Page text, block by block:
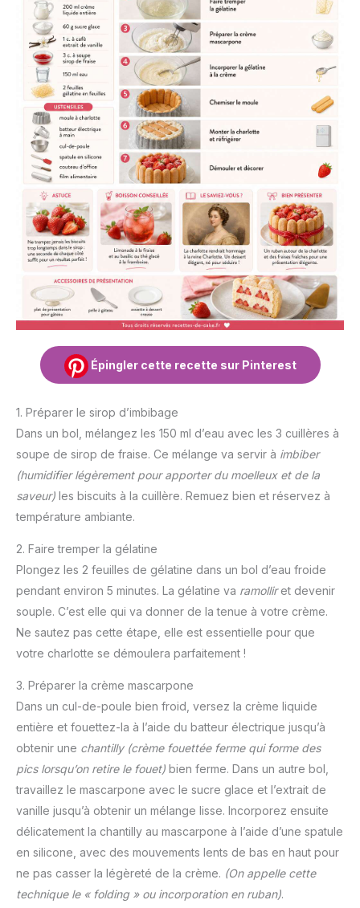
Épingler cette recette sur Pinterest
1. Préparer le sirop d’imbibage
Dans un bol, mélangez les 150 ml d’eau avec les 3 cuillères à
soupe de sirop de fraise. Ce mélange va servir à imbiber
(humidifier légèrement pour apporter du moelleux et de la
saveur) les biscuits à la cuillère. Remuez bien et réservez à
température ambiante.
2. Faire tremper la gélatine
Plongez les 2 feuilles de gélatine dans un bol d’eau froide
pendant environ 5 minutes. La gélatine va ramolliret devenir
souple. C’est elle qui va donner de la tenue à votre crème.
Ne sautez pas cette étape, elle est essentielle pour que
votre charlotte se démoulera parfaitement !
3. Préparer la crème mascarpone
Dans un cul-de-poule bien froid, versez la crème liquide
entière et fouettez-la à l’aide du batteur électrique jusqu’à
obtenir une chantilly (crème fouettée ferme qui forme des
pics lorsqu’on retire le fouet) bien ferme. Dans un autre bol,
travaillez le mascarpone avec le sucre glace et l’extrait de
vanille jusqu’à obtenir un mélange lisse. Incorporez ensuite
délicatement la chantilly au mascarpone à l’aide d’une spatule
en silicone, avec des mouvements lents de bas en haut pour
ne pas casser la légèreté de la crème. (On appelle cette
technique le « folding » ou incorporation en ruban).